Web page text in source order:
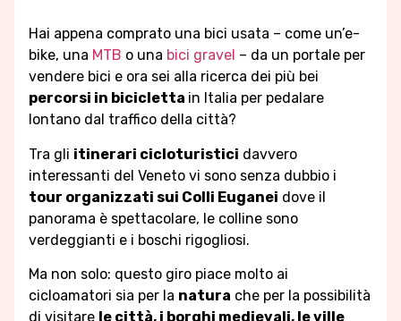
Hai appena comprato una bici usata – come un’e-
bike, una MTB o una bici gravel – da un portale per
vendere bici e ora sei alla ricerca dei più bei
percorsi in bicicletta in Italia per pedalare
lontano dal traffico della città?
Tra gli itinerari cicloturistici davvero
interessanti del Veneto vi sono senza dubbio i
tour organizzati sui Colli Euganei dove il
panorama è spettacolare, le colline sono
verdeggianti e i boschi rigogliosi.
Ma non solo: questo giro piace molto ai
cicloamatori sia per la natura che per la possibilità
di visitare le città, i borghi medievali, le ville